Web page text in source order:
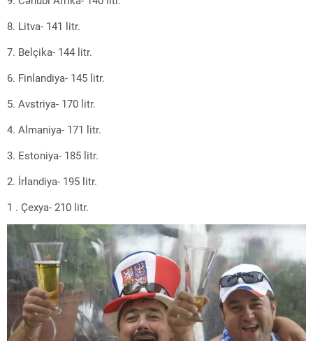
8. Litva- 141 litr.
7. Belçika- 144 litr.
6. Finlandiya- 145 litr.
5. Avstriya- 170 litr.
4. Almaniya- 171 litr.
3. Estoniya- 185 litr.
2. İrlandiya- 195 litr.
1 . Çexya- 210 litr.